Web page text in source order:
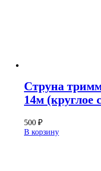
Струна
14м (круглое
500 ₽
В корзину